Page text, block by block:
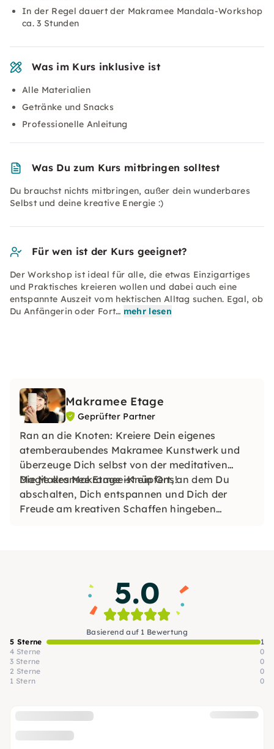
In der Regel dauert der Makramee Mandala-Workshop
ca. 3 Stunden
Was im Kurs inklusive ist
Alle Materialien
Getränke und Snacks
Professionelle Anleitung
Was Du zum Kurs mitbringen solltest
Du brauchst nichts mitbringen, außer dein wunderbares
Selbst und deine kreative Energie :)
Für wen ist der Kurs geeignet?
Der Workshop ist ideal für alle, die etwas Einzigartiges
und Praktisches kreieren wollen und dabei auch eine
entspannte Auszeit vom hektischen Alltag suchen. Egal, ob
Du Anfängerin oder Fort… mehr lesen
Makramee Etage
Geprüfter Partner
Ran an die Knoten: Kreiere Dein eigenes
atemberaubendes Makramee Kunstwerk und
überzeuge Dich selbst von der meditativen
Magie des Makramee-Knüpfens!
Die Makramee Etage ist ein Ort, an dem Du
abschalten, Dich entspannen und Dich der
Freude am kreativen Schaffen hingeben
5.0
Basierend auf 1 Bewertung
5 Sterne
1
4 Sterne
0
3 Sterne
0
2 Sterne
0
1 Stern
0